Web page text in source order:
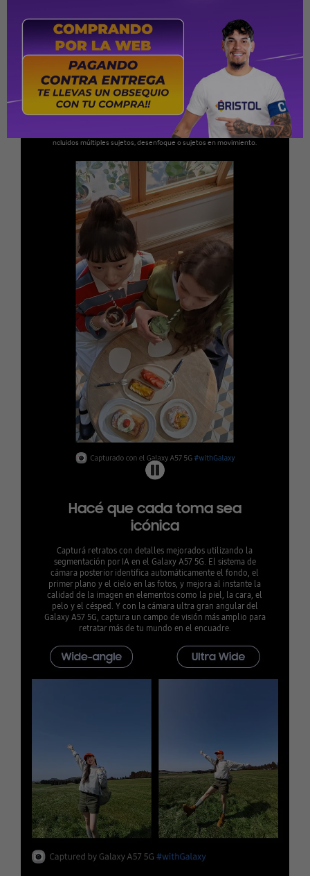
publicar
Ya sea que estés haciendo una transmisión en vivo o
grabando un video para tu próximo vlog, asegurate de
obtener tu mejor ángulo con Super HDR. La cámara frontal
del Galaxy A57 5G optimiza los videos de selfies al mejorar la
saturación y potenciar el color y el contraste. Los fondos se
representan con detalles nítidos y vívidos para obtener
resultados vibrantes en todo momento.
* Los resultados pueden variar según las condiciones de captura, i
ncluidos múltiples sujetos, desenfoque o sujetos en movimiento.
Hacé que cada toma sea
icónica
Capturá retratos con detalles mejorados utilizando la
segmentación por IA en el Galaxy A57 5G. El sistema de
cámara posterior identifica automáticamente el fondo, el
primer plano y el cielo en las fotos, y mejora al instante la
calidad de la imagen en elementos como la piel, la cara, el
pelo y el césped. Y con la cámara ultra gran angular del
Galaxy A57 5G, captura un campo de visión más amplio para
retratar más de tu mundo en el encuadre.